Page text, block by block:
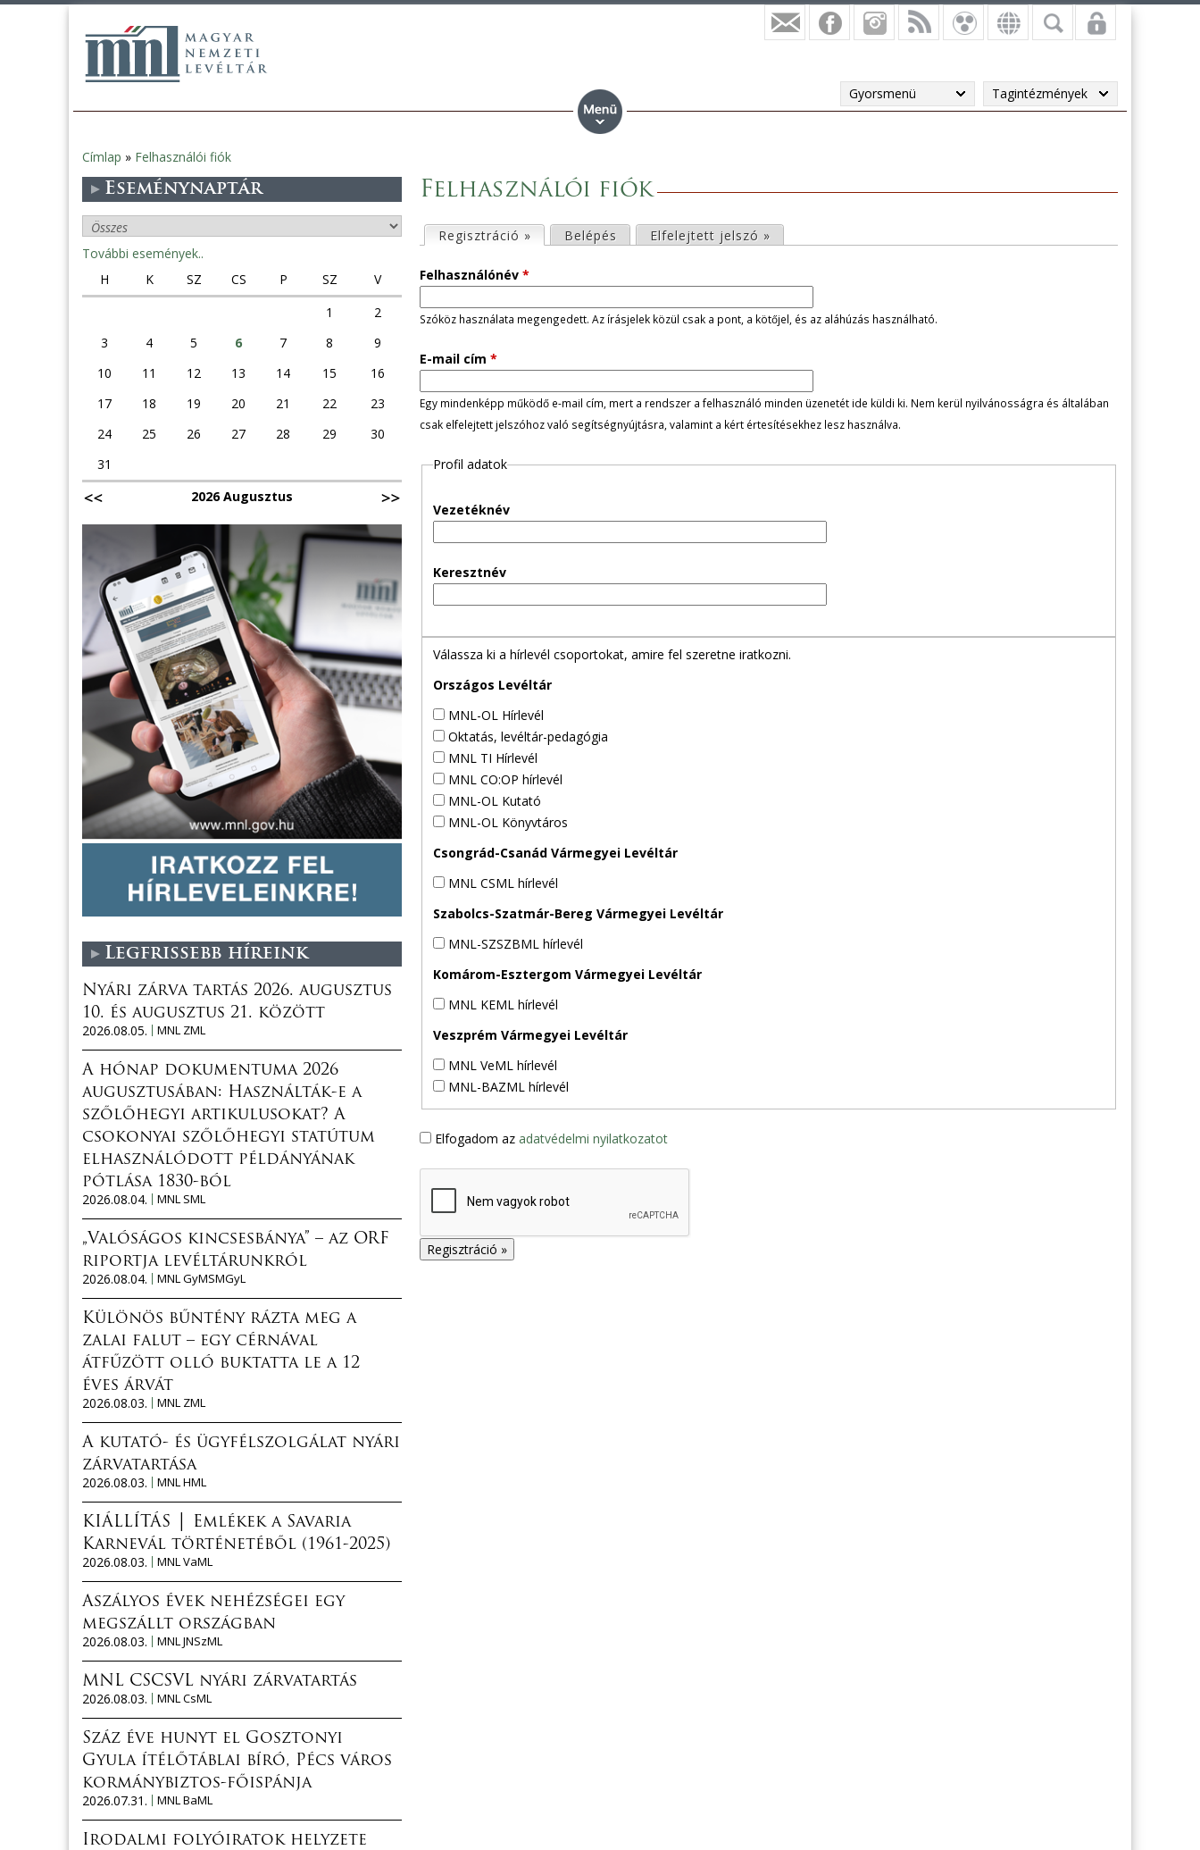
Gyorsmenü Tagintézmények
Jelenlegi
hely
Címlap » Felhasználói fiók
Felhasználói fiók
l
s
ő
d
l
e
Regisztráció » (aktív fül)
Belépés Elfelejtett jelszó »
Felhasználónév *
Szóköz használata megengedett. Az írásjelek közül csak a pont, a kötőjel, és az aláhúzás használható.
E-mail cím *
Egy mindenképp működő e-mail cím, mert a rendszer a felhasználó minden üzenetét ide küldi ki. Nem kerül nyilvánosságra és általában
csak elfelejtett jelszóhoz való segítségnyújtásra, valamint a kért értesítésekhez lesz használva.
Profil adatok
Vezetéknév
Keresztnév
Válassza ki a hírlevél csoportokat, amire fel szeretne iratkozni.
Országos Levéltár
MNL-OL Hírlevél
Oktatás, levéltár-pedagógia
MNL TI Hírlevél
MNL CO:OP hírlevél
MNL-OL Kutató
MNL-OL Könyvtáros
Csongrád-Csanád Vármegyei Levéltár
MNL CSML hírlevél
Szabolcs-Szatmár-Bereg Vármegyei Levéltár
MNL-SZSZBML hírlevél
Komárom-Esztergom Vármegyei Levéltár
MNL KEML hírlevél
Veszprém Vármegyei Levéltár
MNL VeML hírlevél
MNL-BAZML hírlevél
Elfogadom az adatvédelmi nyilatkozatot
Eseménynaptár
További események..
H
K SZ CS P SZ
V
1
2
3
4 5 6 7 8
9
10
11 12 13 14 15
16
17
18 19 20 21 22
23
24
25 26 27 28 29
30
31
2026 Augusztus
Legfrissebb híreink
Nyári zárva tartás 2026. augusztus
10. és augusztus 21. között
2026.08.05.
MNL ZML
A hónap dokumentuma 2026
augusztusában: Használták-e a
szőlőhegyi artikulusokat? A
csokonyai szőlőhegyi statútum
elhasználódott példányának
pótlása 1830-ból
2026.08.04.
MNL SML
„Valóságos kincsesbánya” – az ORF
riportja levéltárunkról
2026.08.04.
MNL GyMSMGyL
Különös bűntény rázta meg a
zalai falut – egy cérnával
átfűzött olló buktatta le a 12
éves árvát
2026.08.03.
MNL ZML
A kutató- és ügyfélszolgálat nyári
zárvatartása
2026.08.03.
MNL HML
KIÁLLÍTÁS │ Emlékek a Savaria
Karnevál történetéből (1961-2025)
2026.08.03.
MNL VaML
Aszályos évek nehézségei egy
megszállt országban
2026.08.03.
MNL JNSzML
MNL CSCSVL nyári zárvatartás
2026.08.03.
MNL CsML
Száz éve hunyt el Gosztonyi
Gyula ítélőtáblai bíró, Pécs város
kormánybiztos-főispánja
2026.07.31.
MNL BaML
Irodalmi folyóiratok helyzete